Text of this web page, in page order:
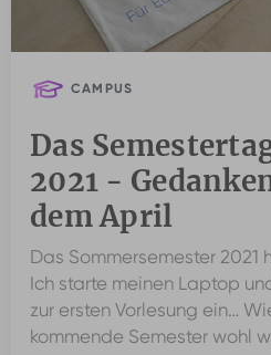
CAMPUS
Das
2021 -
dem April
Das Sommersemester 2021
Ich starte meinen Laptop
zur ersten Vorlesung ein…
kommende Semester wohl